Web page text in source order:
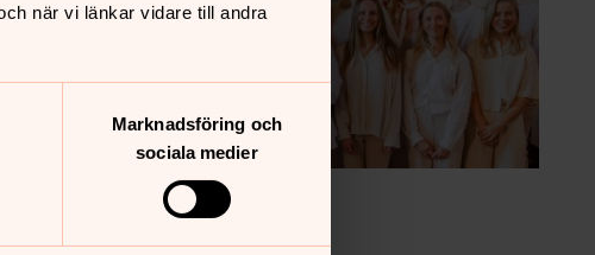
när vi länkar vidare till andra
Marknadsföring och
sociala medier